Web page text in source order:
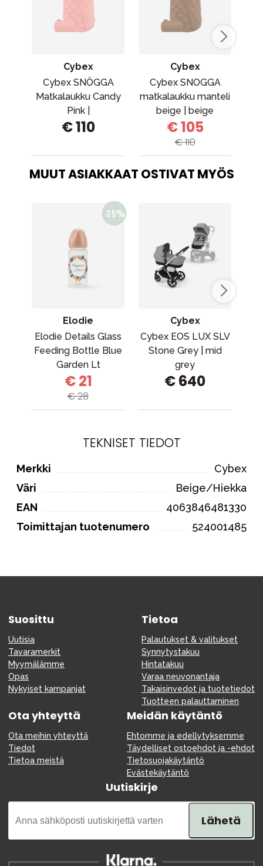
Cybex
Cybex SNÖGGA
Matkalaukku Candy
Pink |
vaaleanpunainen
€ 110
Cybex
Cybex SNOGGA
matkalaukku manteli
beige | beige
€ 105
€ 110
MUUT ASIAKKAAT OSTIVAT MYÖS
Elodie
Elodie Details Glass
Feeding Bottle Blue
Garden Lt
Placement
€ 21
€ 28
Cybex
Cybex EOS LUX SLV
Stone Grey | mid
grey
€ 640
TEKNISET TIEDOT
Merkki
Cybex
Väri
Beige/Hiekka
EAN
4063846481330
Toimittajan tuotenumero
524001485
Suosittu
Uutisia
Tavaramerkit
Myymälämme
Opas
Nykyiset kampanjat
Tietoa
Palautukset & valitukset
Synnytystakuu
Hintatakuu
Varaa neuvonantaja
Takaisinvedot ja tuotetiedot
Tuotteen palauttaminen
Ota yhteyttä
Ota meihin yhteyttä
Tiedot
Tietoa meistä
Meidän käytäntö
Ehtomme ja edellytyksemme
Täydelliset ostoehdot ja -ehdot
Tietosuojakäytäntö
Evästekäytäntö
Uutiskirje
Lähetä